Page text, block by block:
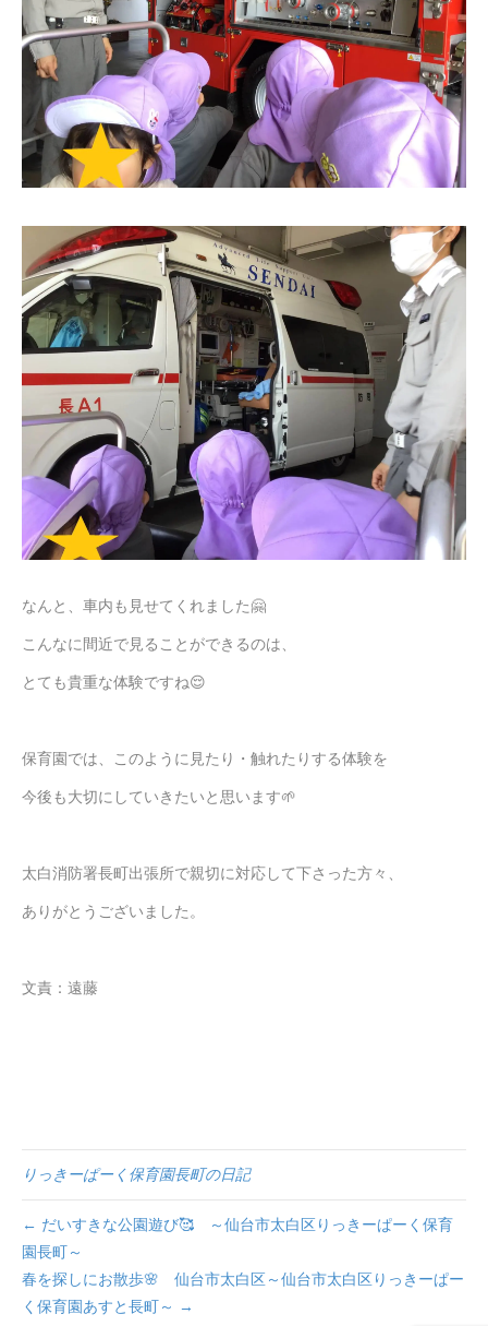
なんと、車内も見せてくれました🤗
こんなに間近で見ることができるのは、
とても貴重な体験ですね😌
保育園では、このように見たり・触れたりする体験を
今後も大切にしていきたいと思います🌱
太白消防署長町出張所で親切に対応して下さった方々、
ありがとうございました。
文責：遠藤
りっきーぱーく保育園長町の日記
← だいすきな公園遊び🥰 ～仙台市太白区りっきーぱーく保育
園長町～
春を探しにお散歩🌸 仙台市太白区～仙台市太白区りっきーぱー
く保育園あすと長町～ →